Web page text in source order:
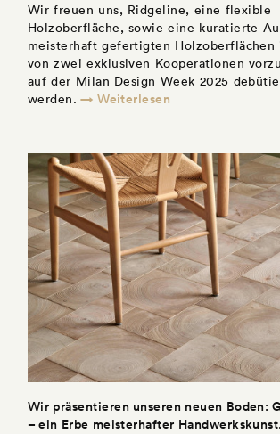
Wir freuen uns, Ridgeline, eine flexible
Holzoberfläche, sowie eine kuratierte
meisterhaft gefertigten Holzoberflächen
von zwei exklusiven Kooperationen
auf der Milan Design Week 2025
werden. → Weiterlesen
Wir präsentieren unseren neuen Boden:
– ein Erbe meisterhafter Handwerkskunst.